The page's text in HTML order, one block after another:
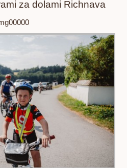
za dolami Richnava